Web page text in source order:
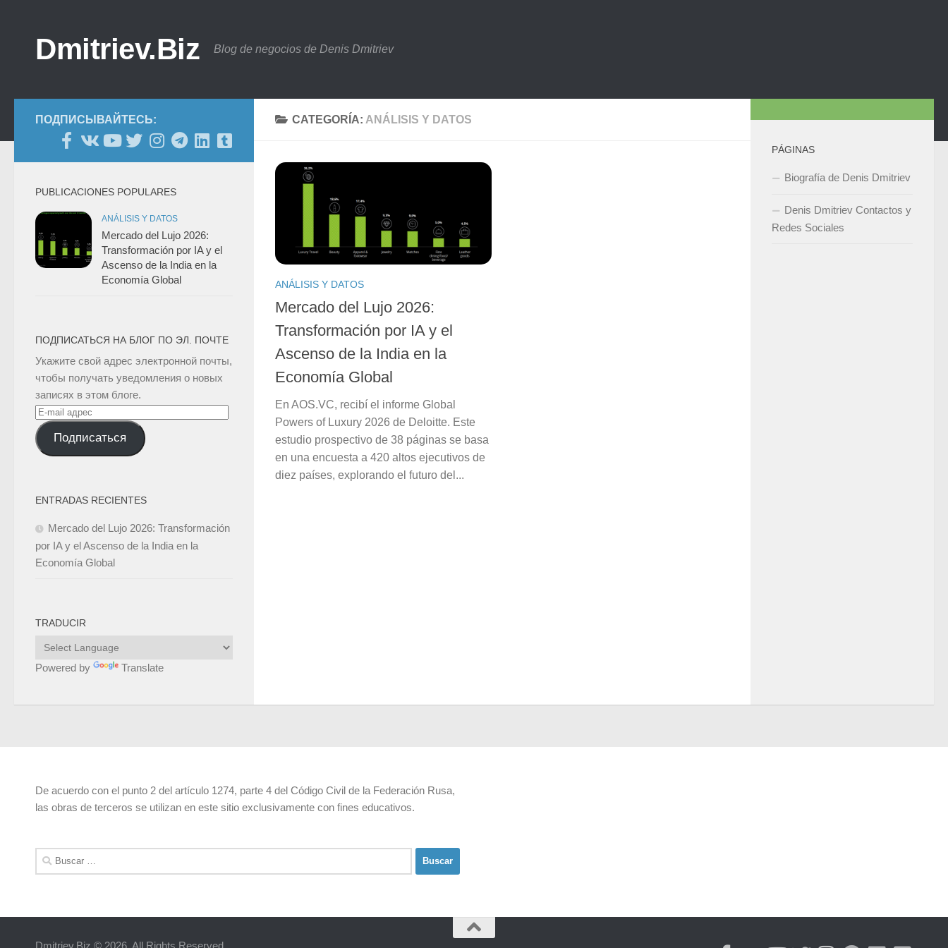
Dmitriev.Biz Blog de negocios de Denis Dmitriev
CATEGORÍA: ANÁLISIS Y DATOS
ANÁLISIS Y DATOS
Mercado del Lujo 2026:
Transformación por IA y el
Ascenso de la India en la
Economía Global
En AOS.VC, recibí el informe Global
Powers of Luxury 2026 de Deloitte. Este
estudio prospectivo de 38 páginas se basa
en una encuesta a 420 altos ejecutivos de
diez países, explorando el futuro del...
ПОДПИСЫВАЙТЕСЬ:
PUBLICACIONES POPULARES
ANÁLISIS Y DATOS
Mercado del Lujo 2026:
Transformación por IA y el
Ascenso de la India en la
Economía Global
ПОДПИСАТЬСЯ НА БЛОГ ПО ЭЛ. ПОЧТЕ
Укажите свой адрес электронной почты,
чтобы получать уведомления о новых
записях в этом блоге.
E-
mail
адрес
Подписаться
ENTRADAS RECIENTES
Mercado del Lujo 2026: Transformación
por IA y el Ascenso de la India en la
Economía Global
TRADUCIR
Powered by Translate
PÁGINAS
Biografía de Denis Dmitriev
Denis Dmitriev Contactos y
Redes Sociales
De acuerdo con el punto 2 del artículo 1274, parte 4 del Código Civil de la Federación Rusa,
las obras de terceros se utilizan en este sitio exclusivamente con fines educativos.
Buscar:
Dmitriev.Biz © 2026. All Rights Reserved.